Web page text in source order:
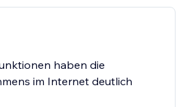
haben die
im Internet deutlich